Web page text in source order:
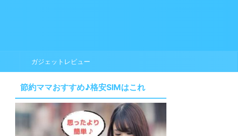
ガジェットレビュー
節約ママおすすめ♪格安SIMはこれ